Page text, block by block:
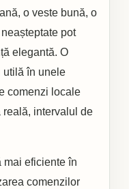
o veste bună, o
pot
elegantă. O
utilă în unele
comenzi locale
intervalul de
mai eficiente în
comenzilor